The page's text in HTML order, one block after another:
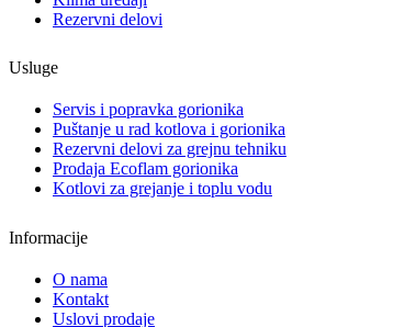
Rezervni delovi
Usluge
Servis i popravka gorionika
Puštanje u rad kotlova i gorionika
Rezervni delovi za grejnu tehniku
Prodaja Ecoflam gorionika
Kotlovi za grejanje i toplu vodu
Informacije
O nama
Kontakt
Uslovi prodaje